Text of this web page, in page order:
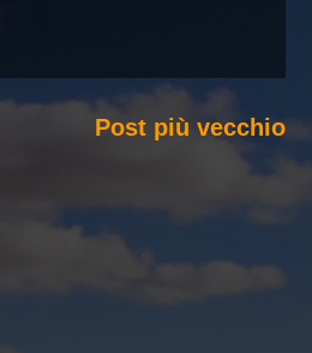
Post più vecchio